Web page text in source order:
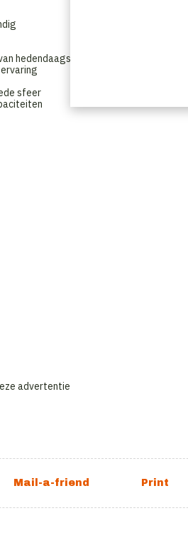
hedendaagse kooktechnieken
sfeer
advertentie